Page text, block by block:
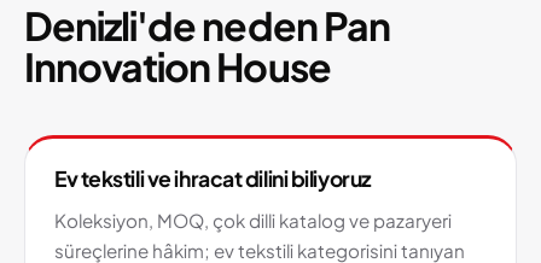
Denizli'de neden Pan
Innovation House
Ev tekstili ve ihracat dilini biliyoruz
Koleksiyon, MOQ, çok dilli katalog ve pazaryeri
süreçlerine hâkim; ev tekstili kategorisini tanıyan